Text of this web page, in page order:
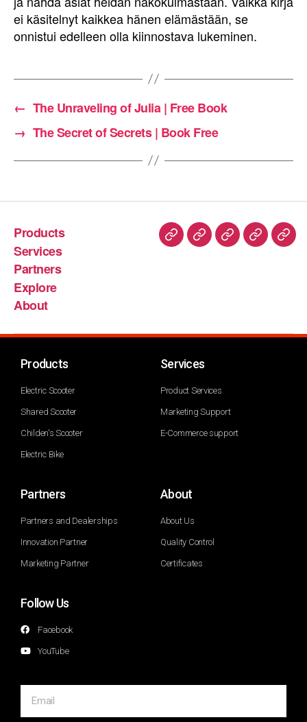
ei käsitelnyt kaikkea hänen elämästään, se
onnistui edelleen olla kiinnostava lukeminen.
← The Unraveling of Julia | Free Book
→ The Secret of Secrets | Book Free
Products
Services
Partners
Explore
About
Products
Electric Scooter
Shared Scooter
Childen's Scooter
Electric Bike
Services
Product Services
Marketing Support
E-Commerce support
Partners
Partners and Dealerships
Innovation Partner
Marketing Partner
About
About Us
Quality Control
Certificates
Follow Us
Facebook
YouTube